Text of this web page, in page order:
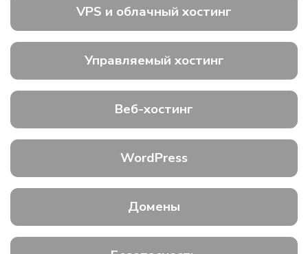
VPS и облачный хостинг
Управляемый хостинг
Веб-хостинг
WordPress
Домены